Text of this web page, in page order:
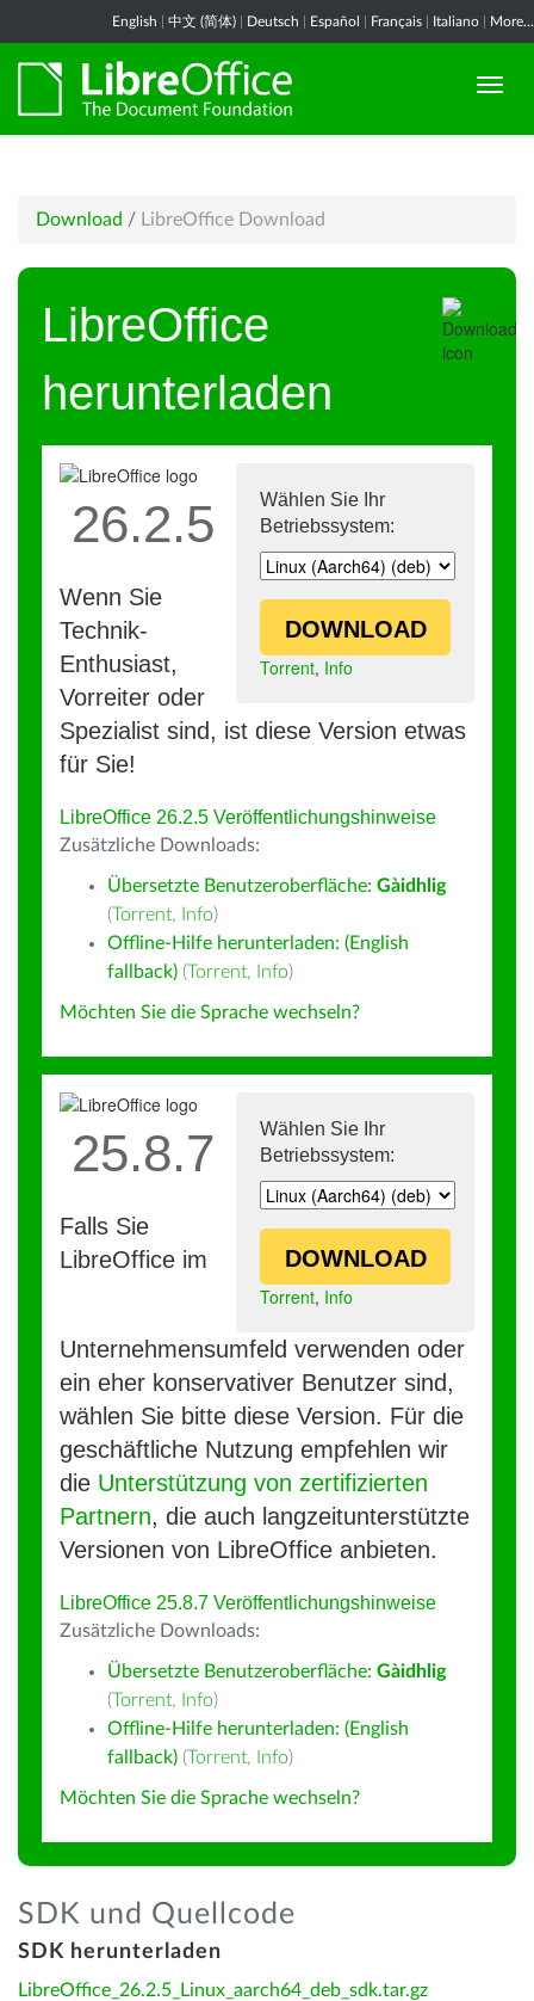
English 中文 (简体) Deutsch Español Français Italiano More...
Download / LibreOffice Download
LibreOffice
herunterladen
Wählen Sie Ihr
Betriebssystem:
DOWNLOAD
Torrent, Info
26.2.5
Wenn Sie
Technik-
Enthusiast,
Vorreiter oder
Spezialist sind, ist diese Version etwas
für Sie!
LibreOffice 26.2.5 Veröffentlichungshinweise
Zusätzliche Downloads:
Übersetzte Benutzeroberfläche: Gàidhlig
(Torrent, Info)
Offline-Hilfe herunterladen: (English
fallback) (Torrent, Info)
Möchten Sie die Sprache wechseln?
Wählen Sie Ihr
Betriebssystem:
DOWNLOAD
Torrent, Info
25.8.7
Falls Sie
LibreOffice im
Unternehmensumfeld verwenden oder
ein eher konservativer Benutzer sind,
wählen Sie bitte diese Version. Für die
geschäftliche Nutzung empfehlen wir
die Unterstützung von zertifizierten
Partnern, die auch langzeitunterstützte
Versionen von LibreOffice anbieten.
LibreOffice 25.8.7 Veröffentlichungshinweise
Zusätzliche Downloads:
Übersetzte Benutzeroberfläche: Gàidhlig
(Torrent, Info)
Offline-Hilfe herunterladen: (English
fallback) (Torrent, Info)
Möchten Sie die Sprache wechseln?
SDK und Quellcode
SDK herunterladen
LibreOffice_26.2.5_Linux_aarch64_deb_sdk.tar.gz